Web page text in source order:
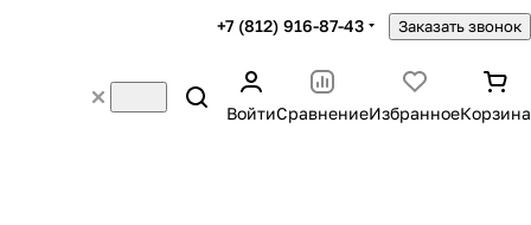
+7 (812) 916-87-43 Заказать звонок
ВойтиСравнениеИзбранноеКорзина